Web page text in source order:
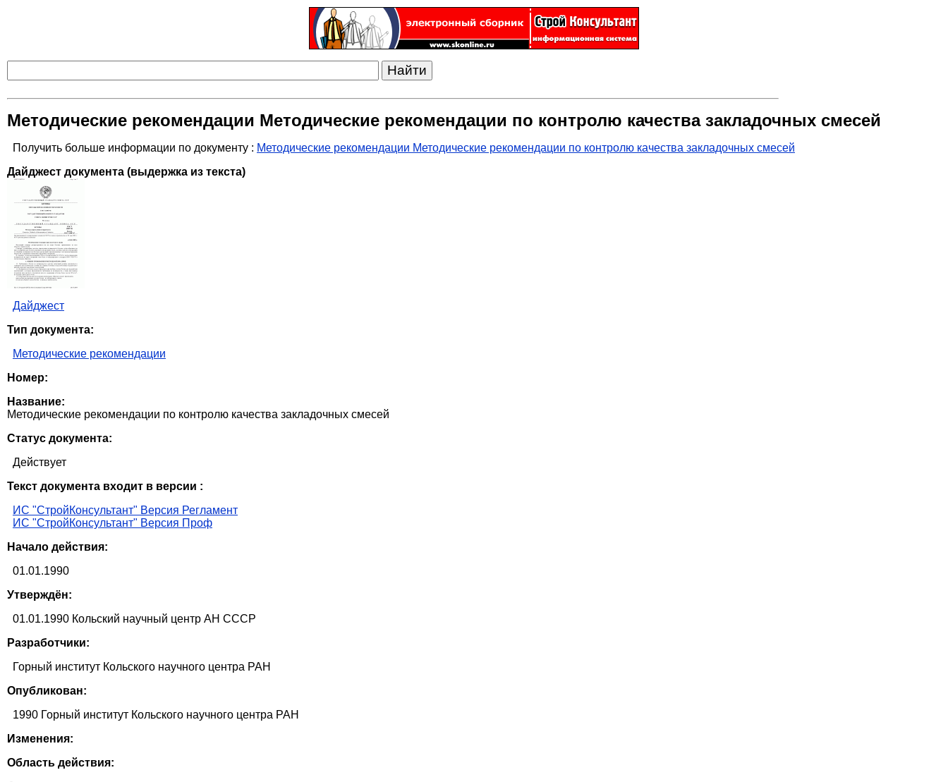
Методические рекомендации Методические рекомендации по контролю качества закладочных смесей
Получить больше информации по документу : Методические рекомендации Методические рекомендации по контролю качества закладочных смесей
Дайджест документа (выдержка из текста)
Дайджест
Тип документа:
Методические рекомендации
Номер:
Название:
Методические рекомендации по контролю качества закладочных смесей
Статус документа:
Действует
Текст документа входит в версии :
ИС "СтройКонсультант" Версия Регламент
ИС "СтройКонсультант" Версия Проф
Начало действия:
01.01.1990
Утверждён:
01.01.1990 Кольский научный центр АН СССР
Разработчики:
Горный институт Кольского научного центра РАН
Опубликован:
1990 Горный институт Кольского научного центра РАН
Изменения:
Область действия: